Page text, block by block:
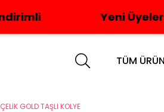
Yeni Üyelere Özel %10
TÜM
ÇELİK GOLD TAŞLI KOLYE